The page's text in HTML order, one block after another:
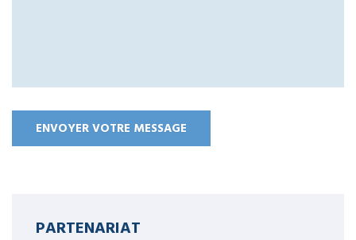
PARTENARIAT